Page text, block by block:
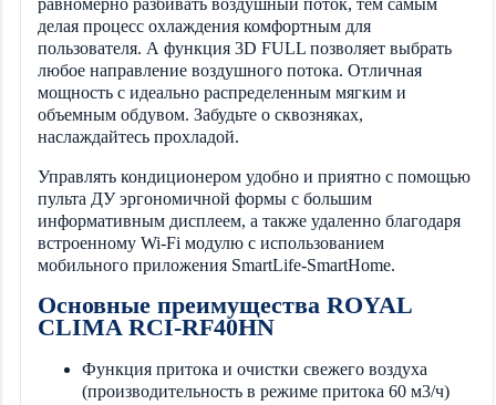
делая процесс охлаждения комфортным для
пользователя. А функция 3D FULL позволяет выбрать
любое направление воздушного потока. Отличная
мощность с идеально распределенным мягким и
объемным обдувом. Забудьте о сквозняках,
наслаждайтесь прохладой.
Управлять кондиционером удобно и приятно с помощью
пульта ДУ эргономичной формы с большим
информативным дисплеем, а также удаленно благодаря
встроенному Wi-Fi модулю с использованием
мобильного приложения SmartLife-SmartHome.
Основные преимущества ROYAL
CLIMA RCI-RF40HN
Функция притока и очистки свежего воздуха
(производительность в режиме притока 60 м3/ч)